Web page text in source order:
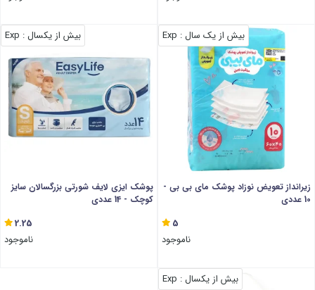
بیش از یک سال : Exp
زیرانداز تعویض نوزاد پوشک مای بی بی -
10 عددی
5
ناموجود
بیش از یکسال : Exp
پوشک ایزی لایف شورتی بزرگسالان سایز
کوچک - 14 عددی
2.25
ناموجود
بیش از یکسال : Exp